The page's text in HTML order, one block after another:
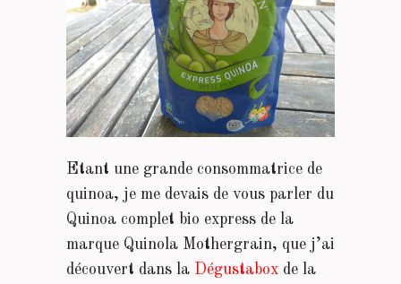
Etant une grande consommatrice de
quinoa, je me devais de vous parler du
Quinoa complet bio express de la
marque Quinola Mothergrain, que j’ai
découvert dans la Dégustabox de la